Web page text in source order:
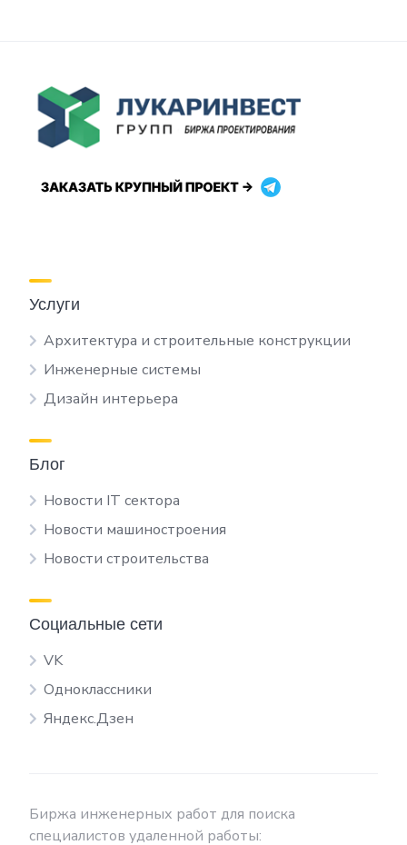
Услуги
Архитектура и строительные конструкции
Инженерные системы
Дизайн интерьера
Блог
Новости IT сектора
Новости машиностроения
Новости строительства
Социальные сети
VK
Одноклассники
Яндекс.Дзен
Биржа инженерных работ для поиска
специалистов удаленной работы: